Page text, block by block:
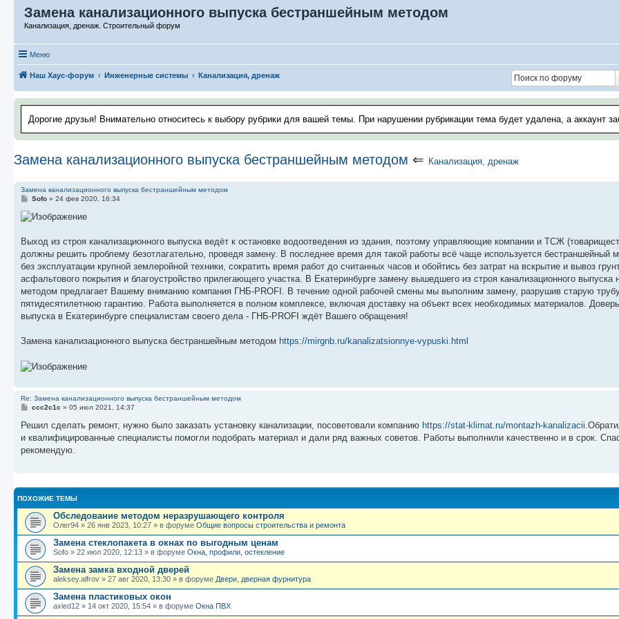
Замена канализационного выпуска бестраншейным методом
Канализация, дренаж. Строительный форум
Меню
Наш Хаус-форум Инженерные системы Канализация, дренаж
Дорогие друзья! Внимательно относитесь к выбору рубрики для вашей темы. При нарушении рубрикации тема будет удалена, а аккаунт
Замена канализационного выпуска бестраншейным методом ⇐ Канализация, дренаж
Замена канализационного выпуска бестраншейным методом
С
о
б
е
и
е
Sofo» 24 фев 2020, 16:34
Выход из строя канализационного выпуска ведёт к остановке водоотведения из здания, поэтому управляющие компании и ТСЖ
должны решить проблему безотлагательно, проведя замену. В последнее время для такой работы всё чаще используется бестраншейный
без эксплуатации крупной землеройной техники, сократить время работ до считанных часов и обойтись без затрат на вскрытие и вывоз
асфальтового покрытия и благоустройство прилегающего участка. В Екатеринбурге замену вышедшего из строя канализационного
методом предлагает Вашему вниманию компания ГНБ-PROFI. В течение одной рабочей смены мы выполним замену, разрушив старую
пятидесятилетнюю гарантию. Работа выполняется в полном комплексе, включая доставку на объект всех необходимых материалов.
выпуска в Екатеринбурге специалистам своего дела - ГНБ-PROFI ждёт Вашего обращения!
Замена канализационного выпуска бестраншейным методом https://mirgnb.ru/kanalizatsionnye-vypuski.html
Re: Замена канализационного выпуска бестраншейным методом
С
о
щ
е
ссс2с1с » 05 июл 2021, 14:37
Решил сделать ремонт, нужно было заказать установку канализации, посоветовали компанию https://stat-klimat.ru/montazh-kanalizacii
и квалифицированные специалисты помогли подобрать материал и дали ряд важных советов. Работы выполнили качественно и в срок.
рекомендую.
ПОХОЖИЕ ТЕМЫ
Обследование методом неразрушающего контроля
Олег94 » 26 янв 2023, 10:27 » в форуме Общие вопросы строительства и ремонта
Замена стеклопакета в окнах по выгодным ценам
Sofo » 22 июл 2020, 12:13 » в форуме Окна, профили, остекление
Замена замка входной дверей
aleksey.alfrov » 27 авг 2020, 13:30 » в форуме Двери, дверная фурнитура
Замена пластиковых окон
axied12 » 14 окт 2020, 15:54 » в форуме Окна ПВХ